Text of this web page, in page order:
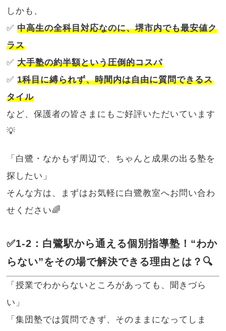
しかも、
✅中高生の全科目対応なのに、堺市内でも最安値ク
ラス
✅大手塾の約半額という圧倒的コスパ
✅1科目に縛られず、時間内は自由に質問できるス
タイル
など、保護者の皆さまにもご好評いただいています
💡
「白鷺・なかもず周辺で、ちゃんと成果の出る塾を
探したい」
そんな方は、まずはお気軽に白鷺教室へお問い合わ
せください🌈
✅1-2：白鷺駅から通える個別指導塾！“わか
らない”をその場で解決できる理由とは？🔍
「授業でわからないところがあっても、聞きづら
い」
「集団塾では質問できず、そのままになってしま